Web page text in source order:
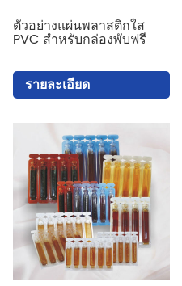
ตัวอย่างแผ่นพลาสติกใส
PVC สำหรับกล่องพับฟรี
รายละเอียด